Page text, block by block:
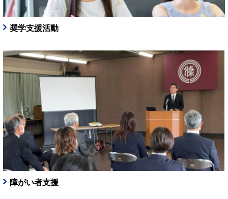
奨学支援活動
障がい者支援